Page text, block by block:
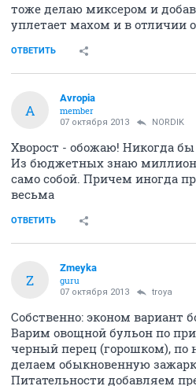
тоже делаю миксером и
уплетает махом и в отличии
ОТВЕТИТЬ
A
Avropia
member
07 октября 2013 NORDIK
Хворост - обожаю! Никогда бы
Из бюджетных знаю миллион
само собой. Причем иногда
весьма
ОТВЕТИТЬ
Z
Zmeyka
guru
07 октября 2013 troya
Собственно: эконом вариант
Варим овощной бульон по
черный перец (горошком), по
делаем обыкновенную
Питательности добавляем